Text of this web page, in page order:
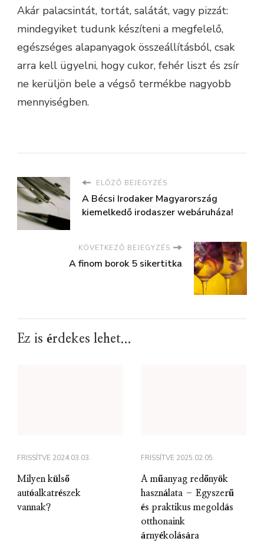
Akár palacsintát, tortát, salátát, vagy pizzát:
mindegyiket tudunk készíteni a megfelelő,
egészséges alapanyagok összeállításból, csak
arra kell ügyelni, hogy cukor, fehér liszt és zsír
ne kerüljön bele a végső termékbe nagyobb
mennyiségben.
ELŐZŐ BEJEGYZÉS
A Bécsi Irodaker Magyarország
kiemelkedő irodaszer webáruháza!
KÖVETKEZŐ BEJEGYZÉS
A finom borok 5 sikertitka
Ez is érdekes lehet...
FRISSÍTVE 2024.03.03.
Milyen külső
autóalkatrészek
vannak?
FRISSÍTVE 2025.02.05.
A műanyag redőnyök
használata – Egyszerű
és praktikus megoldás
otthonaink
árnyékolására